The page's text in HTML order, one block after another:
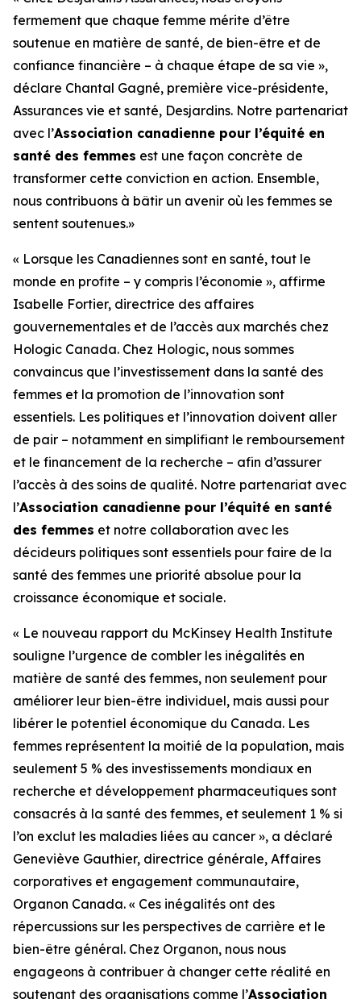
fermement que chaque femme mérite d’être
soutenue en matière de santé, de bien-être et de
confiance financière – à chaque étape de sa vie »,
déclare Chantal Gagné, première vice-présidente,
Assurances vie et santé, Desjardins. Notre partenariat
avec l’Association canadienne pour l’équité en
santé des femmes est une façon concrète de
transformer cette conviction en action. Ensemble,
nous contribuons à bâtir un avenir où les femmes se
sentent soutenues.»
« Lorsque les Canadiennes sont en santé, tout le
monde en profite – y compris l’économie », affirme
Isabelle Fortier, directrice des affaires
gouvernementales et de l’accès aux marchés chez
Hologic Canada. Chez Hologic, nous sommes
convaincus que l’investissement dans la santé des
femmes et la promotion de l’innovation sont
essentiels. Les politiques et l’innovation doivent aller
de pair – notamment en simplifiant le remboursement
et le financement de la recherche – afin d’assurer
l’accès à des soins de qualité. Notre partenariat avec
l’Association canadienne pour l’équité en santé
des femmes et notre collaboration avec les
décideurs politiques sont essentiels pour faire de la
santé des femmes une priorité absolue pour la
croissance économique et sociale.
« Le nouveau rapport du McKinsey Health Institute
souligne l’urgence de combler les inégalités en
matière de santé des femmes, non seulement pour
améliorer leur bien-être individuel, mais aussi pour
libérer le potentiel économique du Canada. Les
femmes représentent la moitié de la population, mais
seulement 5 % des investissements mondiaux en
recherche et développement pharmaceutiques sont
consacrés à la santé des femmes, et seulement 1 % si
l’on exclut les maladies liées au cancer », a déclaré
Geneviève Gauthier, directrice générale, Affaires
corporatives et engagement communautaire,
Organon Canada. « Ces inégalités ont des
répercussions sur les perspectives de carrière et le
bien-être général. Chez Organon, nous nous
engageons à contribuer à changer cette réalité en
soutenant des organisations comme l’Association